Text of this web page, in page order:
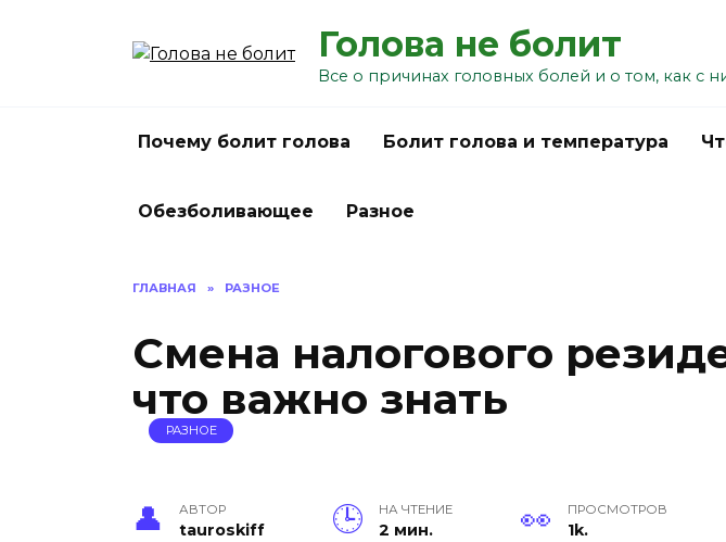
Голова не болит
Все о причинах головных болей и о том, как с
Почему болит голова Болит голова и температура
Обезболивающее Разное
ГЛАВНАЯ » РАЗНОЕ
Смена налогового
что важно знать
РАЗНОЕ
АВТОР
tauroskiff
НА ЧТЕНИЕ
2 мин.
ПРОСМОТРОВ
1k.